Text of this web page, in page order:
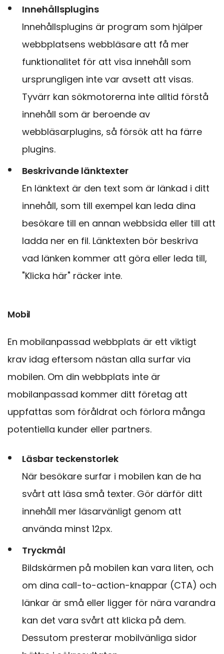
Innehållsplugins
Innehållsplugins är program som hjälper
webbplatsens webbläsare att få mer
funktionalitet för att visa innehåll som
ursprungligen inte var avsett att visas.
Tyvärr kan sökmotorerna inte alltid förstå
innehåll som är beroende av
webbläsarplugins, så försök att ha färre
plugins.
Beskrivande länktexter
En länktext är den text som är länkad i ditt
innehåll, som till exempel kan leda dina
besökare till en annan webbsida eller till att
ladda ner en fil. Länktexten bör beskriva
vad länken kommer att göra eller leda till,
"Klicka här" räcker inte.
Mobil
En mobilanpassad webbplats är ett viktigt
krav idag eftersom nästan alla surfar via
mobilen. Om din webbplats inte är
mobilanpassad kommer ditt företag att
uppfattas som föråldrat och förlora många
potentiella kunder eller partners.
Läsbar teckenstorlek
När besökare surfar i mobilen kan de ha
svårt att läsa små texter. Gör därför ditt
innehåll mer läsarvänligt genom att
använda minst 12px.
Tryckmål
Bildskärmen på mobilen kan vara liten, och
om dina call-to-action-knappar (CTA) och
länkar är små eller ligger för nära varandra
kan det vara svårt att klicka på dem.
Dessutom presterar mobilvänliga sidor